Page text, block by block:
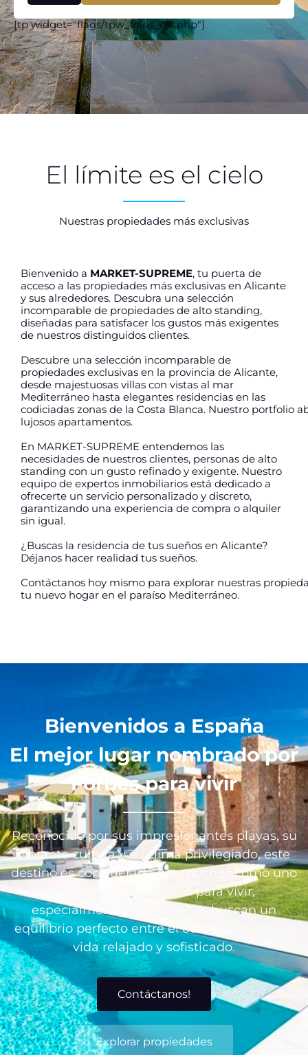
[tp widget="flags/tpw_flags_css.php"]
El límite es el cielo
Nuestras propiedades más exclusivas
Bienvenido a MARKET-SUPREME, tu puerta de
acceso a las propiedades más exclusivas en Alicante
y sus alrededores. Descubra una selección
incomparable de propiedades de alto standing,
diseñadas para satisfacer los gustos más exigentes
de nuestros distinguidos clientes.
Descubre una selección incomparable de
propiedades exclusivas en la provincia de Alicante,
desde majestuosas villas con vistas al mar
Mediterráneo hasta elegantes residencias en las
codiciadas zonas de la Costa Blanca. Nuestro portfolio
lujosos apartamentos.
En MARKET-SUPREME entendemos las
necesidades de nuestros clientes, personas de alto
standing con un gusto refinado y exigente. Nuestro
equipo de expertos inmobiliarios está dedicado a
ofrecerte un servicio personalizado y discreto,
garantizando una experiencia de compra o alquiler
sin igual.
¿Buscas la residencia de tus sueños en Alicante?
Déjanos hacer realidad tus sueños.
Contáctanos hoy mismo para explorar nuestras
tu nuevo hogar en el paraíso Mediterráneo.
Bienvenidos a España
El mejor lugar nombrado por
Forbes para vivir
Reconocido por sus impresionantes playas, su
vibrante cultura y su clima privilegiado, este
destino es considerado por muchos como uno
de los mejores lugares para vivir,
especialmente para quienes buscan un
equilibrio perfecto entre el ocio y un estilo de
vida relajado y sofisticado.
Contáctanos!
Explorar propiedades